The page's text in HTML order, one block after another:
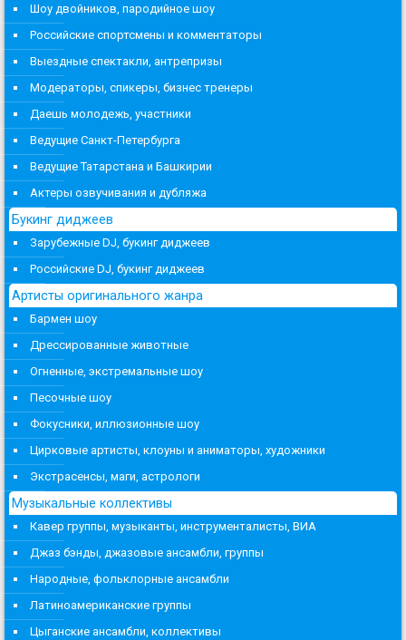
Шоу двойников, пародийное шоу
Российские спортсмены и комментаторы
Выездные спектакли, антрепризы
Модераторы, спикеры, бизнес тренеры
Даешь молодежь, участники
Ведущие Санкт-Петербурга
Ведущие Татарстана и Башкирии
Актеры озвучивания и дубляжа
Букинг диджеев
Зарубежные DJ, букинг диджеев
Российские DJ, букинг диджеев
Артисты оригинального жанра
Бармен шоу
Дрессированные животные
Огненные, экстремальные шоу
Песочные шоу
Фокусники, иллюзионные шоу
Цирковые артисты, клоуны и аниматоры, художники
Экстрасенсы, маги, астрологи
Музыкальные коллективы
Кавер группы, музыканты, инструменталисты, ВИА
Джаз бэнды, джазовые ансамбли, группы
Народные, фольклорные ансамбли
Латиноамериканские группы
Цыганские ансамбли, коллективы